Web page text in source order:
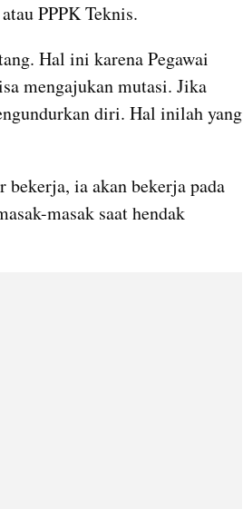
PPPK Teknis.
Hal ini karena Pegawai
mengajukan mutasi. Jika
diri. Hal inilah yang
ia akan bekerja pada
masak saat hendak